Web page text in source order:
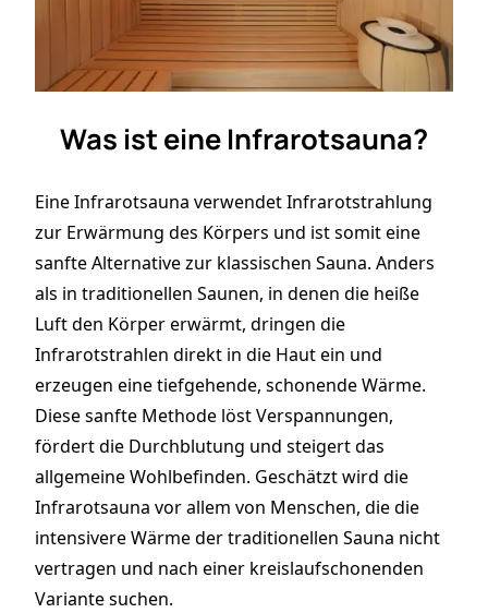
Was ist eine Infrarotsauna?
Eine Infrarotsauna verwendet Infrarotstrahlung
zur Erwärmung des Körpers und ist somit eine
sanfte Alternative zur klassischen Sauna. Anders
als in traditionellen Saunen, in denen die heiße
Luft den Körper erwärmt, dringen die
Infrarotstrahlen direkt in die Haut ein und
erzeugen eine tiefgehende, schonende Wärme.
Diese sanfte Methode löst Verspannungen,
fördert die Durchblutung und steigert das
allgemeine Wohlbefinden. Geschätzt wird die
Infrarotsauna vor allem von Menschen, die die
intensivere Wärme der traditionellen Sauna nicht
vertragen und nach einer kreislaufschonenden
Variante suchen.